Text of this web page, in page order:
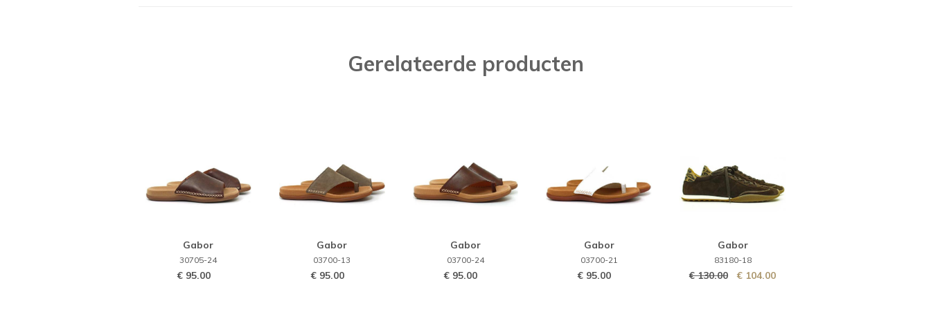
Gerelateerde producten
Gabor
30705-24
€ 95.00
Gabor
03700-13
€ 95.00
Gabor
03700-24
€ 95.00
Gabor
03700-21
€ 95.00
Gabor
83180-18
€ 130.00 € 104.00